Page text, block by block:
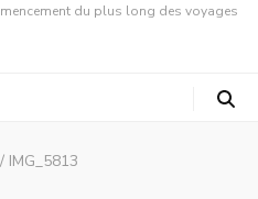
du plus long des voyages
/ IMG_5813